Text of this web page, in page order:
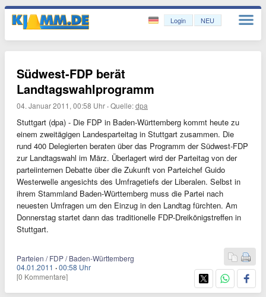
Login NEU
Südwest-FDP berät
Landtagswahlprogramm
04. Januar 2011, 00:58 Uhr ·Quelle:dpa
Stuttgart (dpa) - Die FDP in Baden-Württemberg kommt heute zu
einem zweitägigen Landesparteitag in Stuttgart zusammen. Die
rund 400 Delegierten beraten über das Programm der Südwest-FDP
zur Landtagswahl im März. Überlagert wird der Parteitag von der
parteiinternen Debatte über die Zukunft von Parteichef Guido
Westerwelle angesichts des Umfragetiefs der Liberalen. Selbst in
ihrem Stammland Baden-Württemberg muss die Partei nach
neuesten Umfragen um den Einzug in den Landtag fürchten. Am
Donnerstag startet dann das traditionelle FDP-Dreikönigstreffen in
Stuttgart.
Parteien / FDP / Baden-Württemberg
04.01.2011 ·00:58 Uhr
[0 Kommentare]